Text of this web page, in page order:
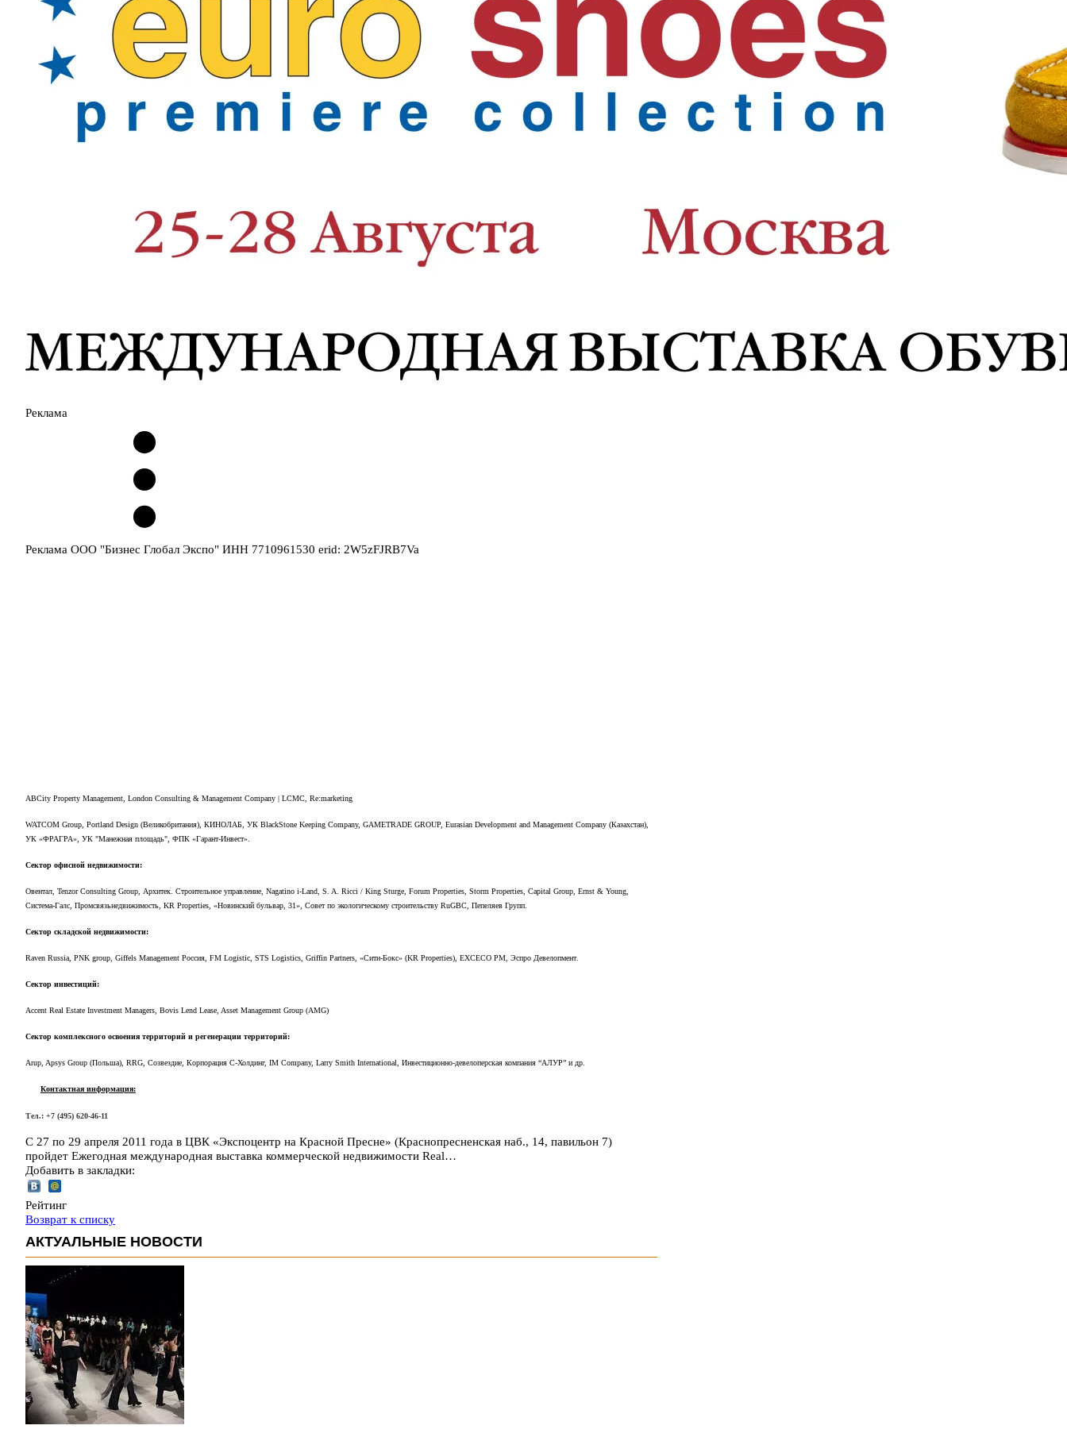
Реклама
Реклама ООО "Бизнес Глобал Экспо" ИНН 7710961530 erid: 2W5zFJRB7Va
ABCity Property Management, London Consulting & Management Company | LCMC, Re:marketing
WATCOM Group, Portland Design (Великобритания), КИНОЛАБ УК BlackStone Keeping Company, GAMETRADE GROUP, Eurasian Development and Management Company (Казахстан),
УК «ФРАГРА», УК "Манежная площадь", ФПК «Гарант-Инвест».
Сектор офисной недвижимости:
Овентал , Tenzor Consulting Group, Архитек Строительное управление , Nagatino i-Land, S. A. Ricci / King Sturge, Forum Properties, Storm Properties, Capital Group, Ernst & Young,
Система-Галс Промсвязьнедвижимость , KR Properties, «Новинский бульвар , 31», Совет по экологическому строительству RuGBC, Пепеляев Групп
Сектор складской недвижимости:
Raven Russia, PNK group, Giffels Management Россия , FM Logistic, STS Logistics, Griffin Partners, «Сити-Бокс» (KR Properties), EXCECO PM, Эспро Девелопмент.
Сектор инвестиций:
Accent Real Estate Investment Managers, Bovis Lend Lease, Asset Management Group (AMG)
Сектор комплексного освоения территорий и регенерации территорий:
Arup, Apsys Group (Польша), RRG, Созвездие, Корпорация С-Холдинг, IM Company, Larry Smith International, Инвестиционно-девелоперская компания “АЛУР” и др.
Контактная информация:
Тел.: +7 (495) 620-46-11
С 27 по 29 апреля 2011 года в ЦВК «Экспоцентр на Красной Пресне» (Краснопресненская наб., 14, павильон 7)
пройдет Ежегодная международная выставка коммерческой недвижимости Real…
Добавить в закладки:
Рейтинг
Возврат к списку
АКТУАЛЬНЫЕ НОВОСТИ